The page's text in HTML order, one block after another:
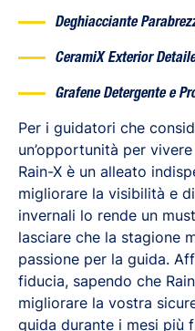
Deghiacciante
CeramiX Exterior
Grafene Detergente e
Per i guidatori che
un’opportunità per
Rain-X è un alleato
migliorare la visibilità e
invernali lo rende un
lasciare che la stagione
passione per la guida.
fiducia, sapendo che
migliorare la vostra
guida durante i mesi più